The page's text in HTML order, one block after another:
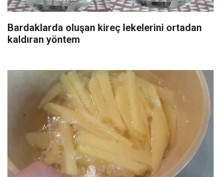
Bardaklarda oluşan kireç lekelerini ortadan
kaldıran yöntem